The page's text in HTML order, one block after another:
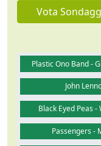
Vota
Plastic Ono Band -
John
Black Eyed Peas
Passengers -